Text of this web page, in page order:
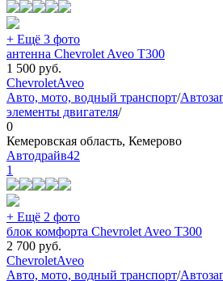
+ Ещё 3 фото
антенна Chevrolet Aveo T300
1 500 руб.
ChevroletAveo
Авто, мото, водный транспорт/
элементы двигателя/
0
Кемеровская область, Кемерово
Автодрайв42
1
+ Ещё 2 фото
блок комфорта Chevrolet Aveo T300
2 700 руб.
ChevroletAveo
Авто, мото, водный транспорт/